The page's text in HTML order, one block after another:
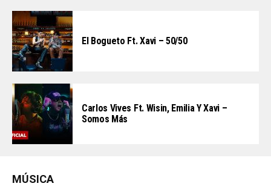
El Bogueto Ft. Xavi – 50/50
Carlos Vives Ft. Wisin, Emilia Y Xavi –
Somos Más
MÚSICA